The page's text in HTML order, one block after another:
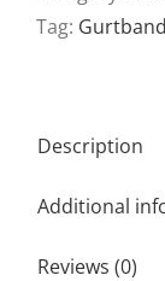
Tag:
Description
Additional
Reviews (0)